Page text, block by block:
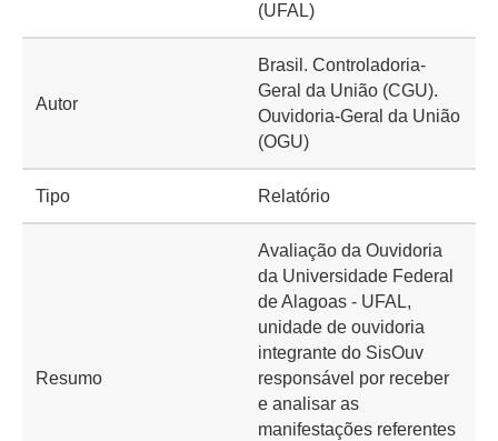
(UFAL)
Autor
Brasil. Controladoria-
Geral da União (CGU).
Ouvidoria-Geral da União
(OGU)
Tipo Relatório
Resumo
Avaliação da Ouvidoria
da Universidade Federal
de Alagoas - UFAL,
unidade de ouvidoria
integrante do SisOuv
responsável por receber
e analisar as
manifestações referentes